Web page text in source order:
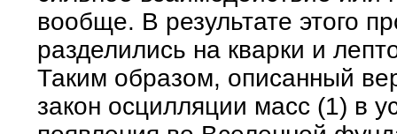
вообще. В результате этого
разделились на кварки и
Таким образом, описанный
закон осцилляции масс (1) в